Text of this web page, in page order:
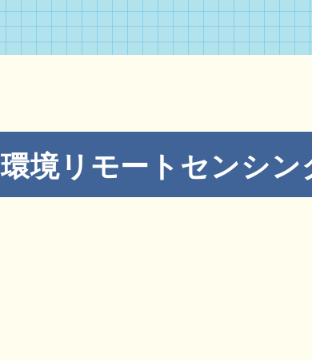
環境リモートセンシン